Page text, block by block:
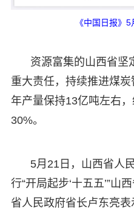
《中国日报》
资源富集的山西省坚
重大责任，持续推进煤炭
年产量保持13亿吨左右
30%。
5月21日，山西省人
行“开局起步‘十五五’”山
省人民政府省长卢东亮